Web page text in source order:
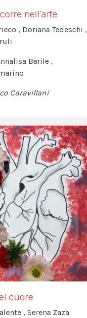
nell’arte
, Doriana Tedeschi ,
Barile ,
Caravillani
cuore
, Serena Zaza